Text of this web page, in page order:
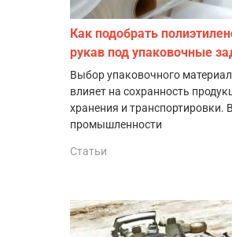
Как подобрать
рукав под упаковочные
Выбор упаковочного
влияет на сохранность
хранения и транспортировки. В
промышленности
Статьи